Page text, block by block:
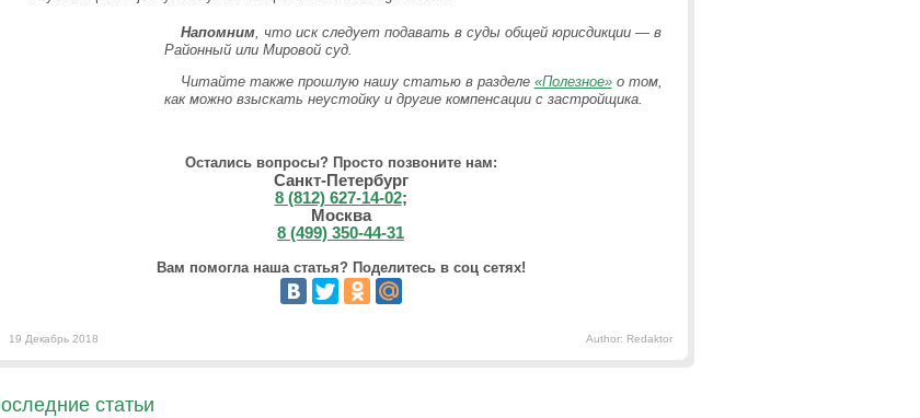
Напомним, что иск следует подавать в суды общей юрисдикции — в
Районный или Мировой суд.
Читайте также прошлую нашу статью в разделе «Полезное»о том,
как можно взыскать неустойку и другие компенсации с застройщика.
Остались вопросы? Просто позвоните нам:
Санкт-Петербург
8 (812) 627-14-02;
Москва
8 (499) 350-44-31
Вам помогла наша статья? Поделитесь в соц сетях!
19 Декабрь 2018 Author: Redaktor
статьи